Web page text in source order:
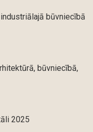
būvniecībā
būvniecībā,
2025